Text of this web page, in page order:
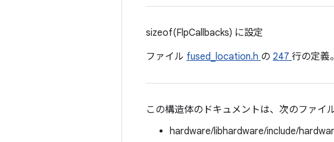
sizeof(FlpCallbacks) に設定
ファイル fused_location.h の 247 行の定義。
この構造体のドキュメントは、次のファイ
hardware/libhardware/include/